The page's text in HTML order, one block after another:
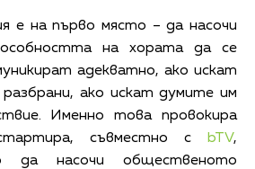
е на първо място – да насочи
на хората да се
адекватно, ако искат
ако искат думите им
Именно това провокира
съвместно с
bTV,
да насочи общественото